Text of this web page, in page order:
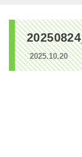
2025.10.20